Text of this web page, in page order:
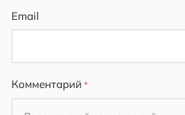
Email
Комментарий